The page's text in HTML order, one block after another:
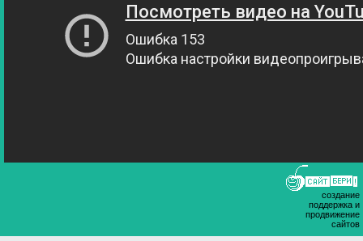
создание
поддержка и
продвижение
сайтов